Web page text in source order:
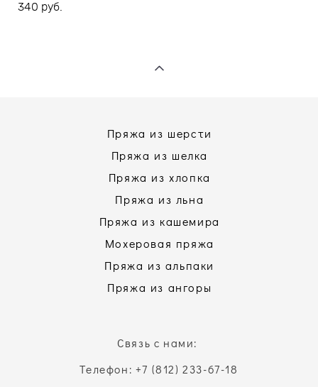
340 pуб.
Пряжа из шерсти
Пряжа из шелка
Пряжа из хлопка
Пряжа из льна
Пряжа из кашемира
Мохеровая пряжа
Пряжа из альпаки
Пряжа из ангоры
Связь с нами:
Телефон: +7 (812) 233-67-18